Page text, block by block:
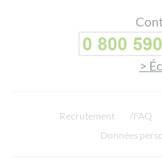
>
Recrutement FAQ
Données